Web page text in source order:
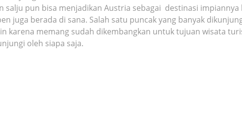
salju pun bisa menjadikan Austria sebagai destinasi impiannya
juga berada di sana. Salah satu puncak yang banyak
karena memang sudah dikembangkan untuk tujuan wisata
oleh siapa saja.